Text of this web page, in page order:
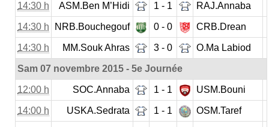
14:30 h ASM.Ben M’Hidi 1 - 1 RAJ.Annaba
14:30 h NRB.Bouchegouf 0 - 0 CRB.Drean
14:30 h MM.Souk Ahras 3 - 0 O.Ma Labiod
Sam 07 novembre 2015 - 5e Journée
12:00 h SOC.Annaba 1 - 1 USM.Bouni
14:00 h USKA.Sedrata 1 - 1 OSM.Taref